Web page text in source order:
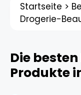
Startseite >
Drogerie-
Die
Produkte